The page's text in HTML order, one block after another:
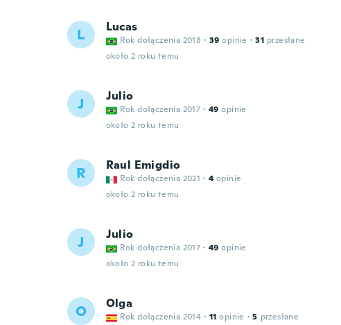
L Lucas
Rok dołączenia 2018 · 39 opinie · 31 przesłane
około 2 roku temu
J Julio
Rok dołączenia 2017 · 49 opinie
około 2 roku temu
R Raul Emigdio
Rok dołączenia 2021 · 4 opinie
około 2 roku temu
J Julio
Rok dołączenia 2017 · 49 opinie
około 2 roku temu
O Olga
Rok dołączenia 2014 · 11 opinie · 5 przesłane